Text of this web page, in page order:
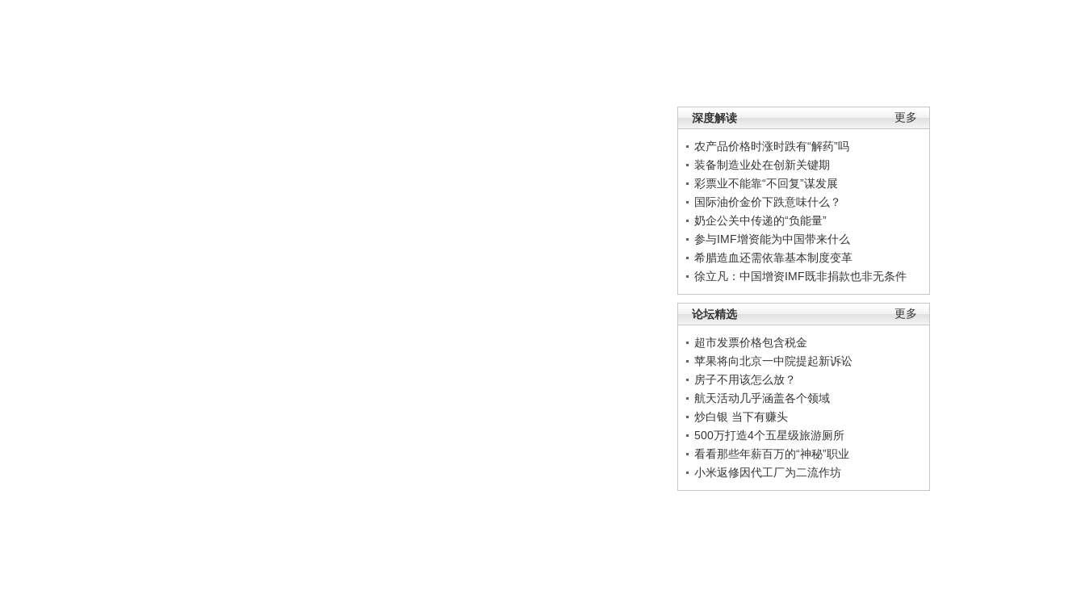
更多
深度解读
农产品价格时涨时跌有“解药”吗
装备制造业处在创新关键期
彩票业不能靠“不回复”谋发展
国际油价金价下跌意味什么？
奶企公关中传递的“负能量”
参与IMF增资能为中国带来什么
希腊造血还需依靠基本制度变革
徐立凡：中国增资IMF既非捐款也非无条件
更多
论坛精选
超市发票价格包含税金
苹果将向北京一中院提起新诉讼
房子不用该怎么放？
航天活动几乎涵盖各个领域
炒白银 当下有赚头
500万打造4个五星级旅游厕所
看看那些年薪百万的“神秘”职业
小米返修因代工厂为二流作坊